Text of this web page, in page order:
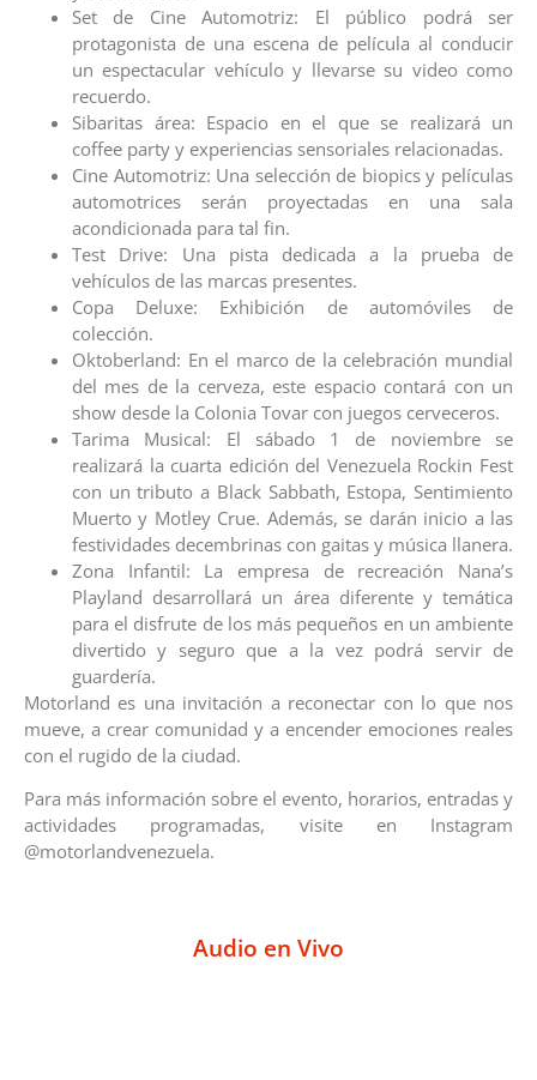
Set de Cine Automotriz: El público podrá ser
protagonista de una escena de película al conducir
un espectacular vehículo y llevarse su video como
recuerdo.
Sibaritas área: Espacio en el que se realizará un
coffee party y experiencias sensoriales relacionadas.
Cine Automotriz: Una selección de biopics y películas
automotrices serán proyectadas en una sala
acondicionada para tal fin.
Test Drive: Una pista dedicada a la prueba de
vehículos de las marcas presentes.
Copa Deluxe: Exhibición de automóviles de
colección.
Oktoberland: En el marco de la celebración mundial
del mes de la cerveza, este espacio contará con un
show desde la Colonia Tovar con juegos cerveceros.
Tarima Musical: El sábado 1 de noviembre se
realizará la cuarta edición del Venezuela Rockin Fest
con un tributo a Black Sabbath, Estopa, Sentimiento
Muerto y Motley Crue. Además, se darán inicio a las
festividades decembrinas con gaitas y música llanera.
Zona Infantil: La empresa de recreación Nana’s
Playland desarrollará un área diferente y temática
para el disfrute de los más pequeños en un ambiente
divertido y seguro que a la vez podrá servir de
guardería.
Motorland es una invitación a reconectar con lo que nos
mueve, a crear comunidad y a encender emociones reales
con el rugido de la ciudad.
Para más información sobre el evento, horarios, entradas y
actividades programadas, visite en Instagram
@motorlandvenezuela.
Audio en Vivo